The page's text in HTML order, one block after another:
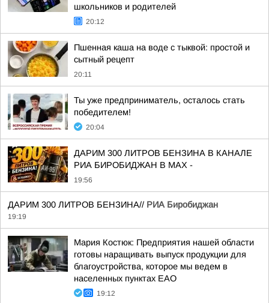
школьников и родителей
20:12
Пшенная каша на воде с тыквой: простой и
сытный рецепт
20:11
Ты уже предприниматель, осталось стать
победителем!
20:04
ДАРИМ 300 ЛИТРОВ БЕНЗИНА В КАНАЛЕ
РИА БИРОБИДЖАН В МАХ -
19:56
ДАРИМ 300 ЛИТРОВ БЕНЗИНА// РИА Биробиджан
19:19
Мария Костюк: Предприятия нашей области
готовы наращивать выпуск продукции для
благоустройства, которое мы ведем в
населенных пунктах ЕАО
19:12